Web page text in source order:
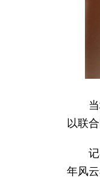
以联
年风